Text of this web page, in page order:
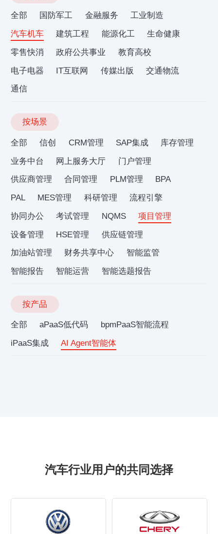
全部 国防军工 金融服务
工业制造
汽车机车
建筑工程 能源化工
生命健康
零售快消
政府公共事业
教育高校
电子电器
IT互联网 传媒出版
交通物流
通信
按场景
全部 信创 CRM管理 SAP集成
库存管理
业务中台
网上服务大厅
门户管理
供应商管理
合同管理 PLM管理
BPA
PAL
MES管理 科研管理
流程引擎
协同办公
考试管理 NQMS
项目管理
设备管理
HSE管理
供应链管理
加油站管理
财务共享中心
智能监管
智能报告
智能运营 智能选题报告
按产品
全部 aPaaS低代码
bpmPaaS智能流程
iPaaS集成
AI Agent智能体
汽车行业用户的共同选择